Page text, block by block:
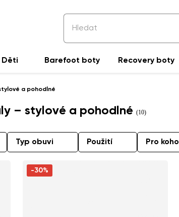
Děti Barefoot boty Recovery boty
a pohodlné
– stylové a pohodlné (10)
Typ obuvi Použití Pro koho
-30%